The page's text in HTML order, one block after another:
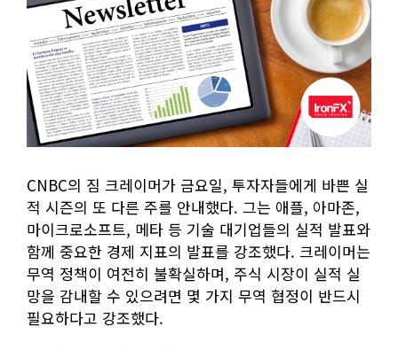
CNBC의 짐 크레이머가 금요일, 투자자들에게 바쁜 실
적 시즌의 또 다른 주를 안내했다. 그는 애플, 아마존,
마이크로소프트, 메타 등 기술 대기업들의 실적 발표와
함께 중요한 경제 지표의 발표를 강조했다. 크레이머는
무역 정책이 여전히 불확실하며, 주식 시장이 실적 실
망을 감내할 수 있으려면 몇 가지 무역 협정이 반드시
필요하다고 강조했다.